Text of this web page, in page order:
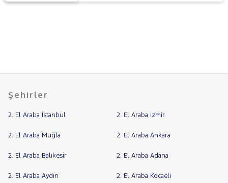
Şehirler
2. El Araba İstanbul 2. El Araba İzmir
2. El Araba Muğla 2. El Araba Ankara
2. El Araba Balıkesir 2. El Araba Adana
2. El Araba Aydın 2. El Araba Kocaeli